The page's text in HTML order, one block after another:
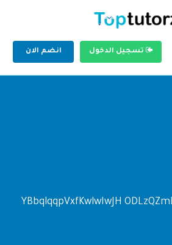
تسجيل الدخول انضم الان
YBbqlqqpVxfKwlwIwJH